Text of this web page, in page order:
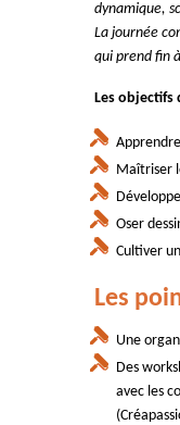
dynamique,
La journée
qui prend fin
Les objectifs
Maîtriser
Oser
Cultiver
Les
Une
Des
avec les